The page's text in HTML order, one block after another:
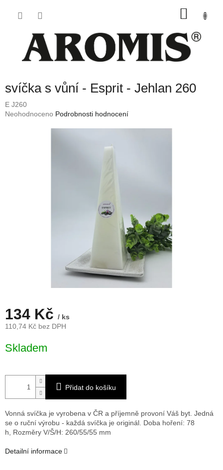
svíčka s vůní - Esprit - Jehlan 260
E J260
Průměrné
Neohodnoceno Podrobnosti hodnocení
134 Kč / ks
110,74 Kč bez DPH
cena:
Skladem
Přidat do košíku
Vonná svíčka je vyrobena v ČR a příjemně provoní Váš byt. Jedná
se o ruční výrobu - každá svíčka je originál. Doba hoření: 78
h, Rozměry V/Š/H: 260/55/55 mm
Detailní informace